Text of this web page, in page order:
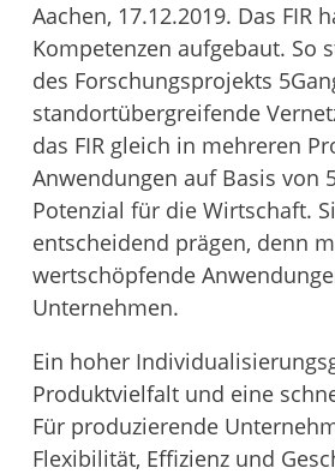
Aachen, 17.12.2019. Das
Kompetenzen aufgebaut. So
des Forschungsprojekts
standortübergreifende
das FIR gleich in mehreren
Anwendungen auf Basis von
Potenzial für die Wirtschaft.
entscheidend prägen, denn
wertschöpfende
Unternehmen.
Ein hoher
Produktvielfalt und eine
Für produzierende
Flexibilität, Effizienz und